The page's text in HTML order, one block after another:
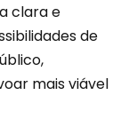
clara e
de
mais viável